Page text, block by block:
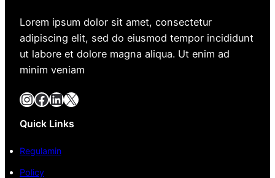
Lorem ipsum dolor sit amet, consectetur
adipiscing elit, sed do eiusmod tempor incididunt
ut labore et dolore magna aliqua. Ut enim ad
minim veniam
InstagramFacebook LinkedIn X
Quick Links
Regulamin
Policy